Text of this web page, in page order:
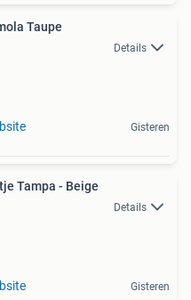
Taupe
Details
Gisteren
Tampa - Beige
Details
Gisteren